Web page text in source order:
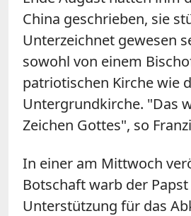
China geschrieben, sie
Unterzeichnet gewesen
sowohl von einem
patriotischen Kirche wie
Untergrundkirche. "Das
Zeichen Gottes", so
In einer am Mittwoch
Botschaft warb der
Unterstützung für das